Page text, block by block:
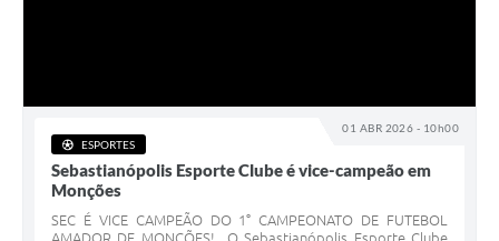
01 ABR 2026 - 10h00
ESPORTES
Sebastianópolis Esporte Clube é vice-campeão em
Monções
SEC É VICE CAMPEÃO DO 1° CAMPEONATO DE FUTEBOL
AMADOR DE MONÇÕES! O Sebastianópolis Esporte Clube